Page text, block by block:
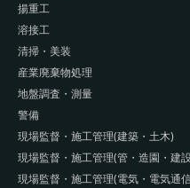
揚重工
溶接工
清掃・美装
産業廃棄物処理
地盤調査・測量
警備
現場監督・施工管理(建築・土木)
現場監督・施工管理(管・造園・建
現場監督・施工管理(電気・電気通